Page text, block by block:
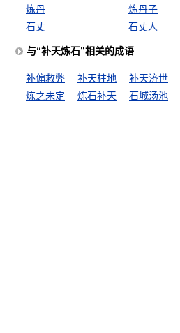
炼丹
炼丹子
石丈
石丈人
与“补天炼石”相关的成语
补偏救弊 补天柱地 补天济世
炼之未定
炼石补天 石城汤池